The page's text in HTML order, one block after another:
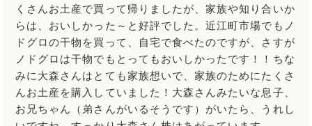
くさんお土産で買って帰りましたが、家族や知り合いか
らは、おいしかった～と好評でした。近江町市場でもノ
ドグロの干物を買って、自宅で食べたのですが、さすが
ノドグロは干物でもとってもおいしかったです！！ちな
みに大森さんはとても家族想いで、家族のためにたくさ
んお土産を購入していました！大森さんみたいな息子、
お兄ちゃん（弟さんがいるそうです）がいたら、うれし